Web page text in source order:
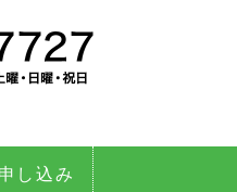
プ）｜茨城県
し込み